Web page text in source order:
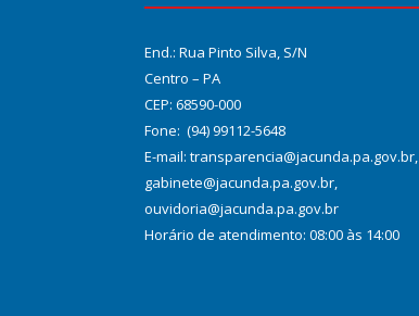
End.: Rua Pinto Silva, S/N
Centro – PA
CEP: 68590-000
Fone: (94) 99112-5648
E-mail: transparencia@jacunda.pa.gov.br,
gabinete@jacunda.pa.gov.br,
ouvidoria@jacunda.pa.gov.br
Horário de atendimento: 08:00 às 14:00